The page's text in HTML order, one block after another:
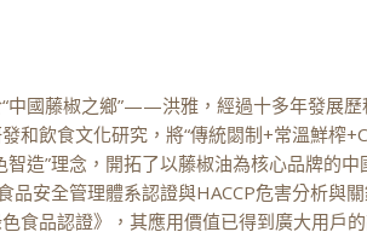
中國藤椒之鄉”——洪雅，經過十多年發展歷
和飲食文化研究，將“傳統閟制+常溫鮮榨
智造”理念，開拓了以藤椒油為核心品牌的
安全管理體系認證與HACCP危害分析與
食品認證》，其應用價值已得到廣大用戶的